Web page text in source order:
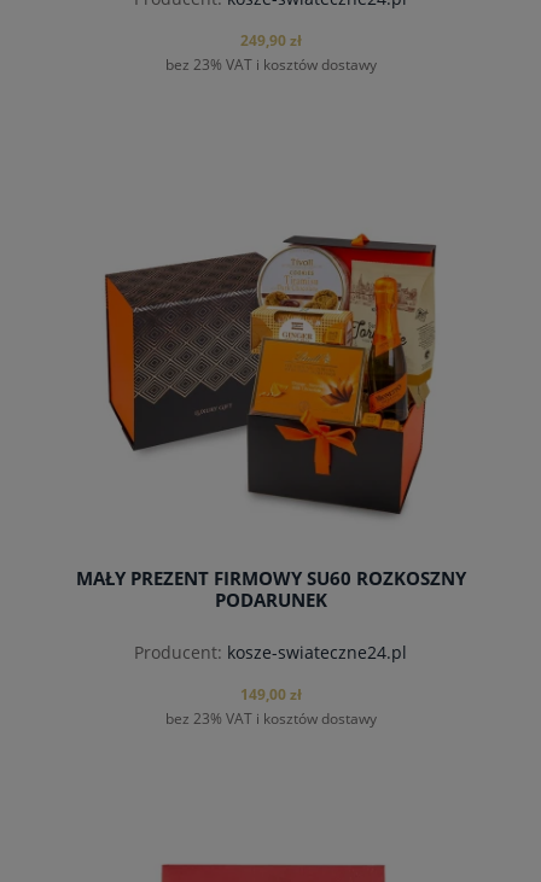
249,90 zł
bez 23% VAT i kosztów dostawy
MAŁY PREZENT FIRMOWY SU60 ROZKOSZNY
PODARUNEK
Producent: kosze-swiateczne24.pl
149,00 zł
bez 23% VAT i kosztów dostawy